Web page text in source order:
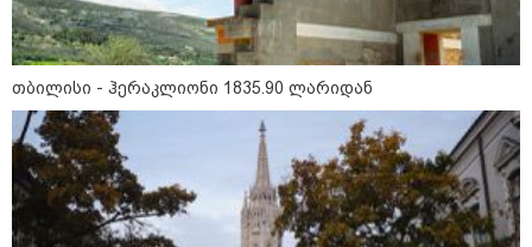
თბილისი - ჰერაკლიონი 1835.90 ლარიდან